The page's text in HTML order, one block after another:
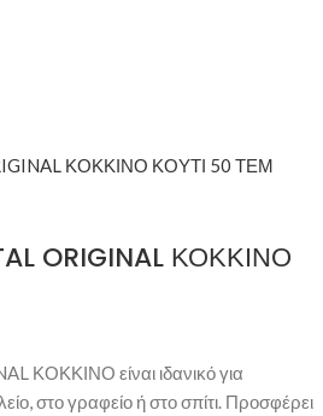
ORIGINAL ΚΟΚΚΙΝΟ
ΚΟΚΚΙΝΟ είναι ιδανικό για
στο γραφείο ή στο σπίτι. Προσφέρει